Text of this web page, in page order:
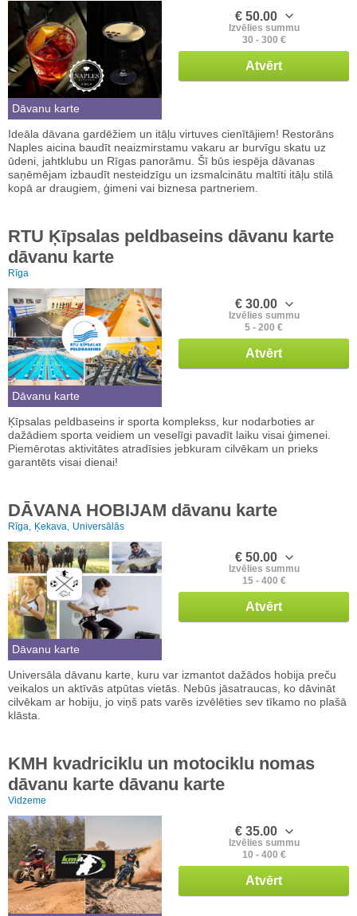
Dāvanu karte
€ 50.00
Izvēlies summu
30 - 300 €
Atvērt
Ideāla dāvana gardēžiem un itāļu virtuves cienītājiem! Restorāns
Naples aicina baudīt neaizmirstamu vakaru ar burvīgu skatu uz
ūdeni, jahtklubu un Rīgas panorāmu. Šī būs iespēja dāvanas
saņēmējam izbaudīt nesteidzīgu un izsmalcinātu maltīti itāļu stilā
kopā ar draugiem, ģimeni vai biznesa partneriem.
RTU Ķīpsalas peldbaseins dāvanu karte
dāvanu karte
Rīga
Dāvanu karte
€ 30.00
Izvēlies summu
5 - 200 €
Atvērt
Ķīpsalas peldbaseins ir sporta komplekss, kur nodarboties ar
dažādiem sporta veidiem un veselīgi pavadīt laiku visai ģimenei.
Piemērotas aktivitātes atradīsies jebkuram cilvēkam un prieks
garantēts visai dienai!
DĀVANA HOBIJAM dāvanu karte
Rīga, Ķekava, Universālās
Dāvanu karte
€ 50.00
Izvēlies summu
15 - 400 €
Atvērt
Universāla dāvanu karte, kuru var izmantot dažādos hobija preču
veikalos un aktīvās atpūtas vietās. Nebūs jāsatraucas, ko dāvināt
cilvēkam ar hobiju, jo viņš pats varēs izvēlēties sev tīkamo no plašā
klāsta.
KMH kvadriciklu un motociklu nomas
dāvanu karte dāvanu karte
Vidzeme
€ 35.00
Izvēlies summu
10 - 400 €
Atvērt